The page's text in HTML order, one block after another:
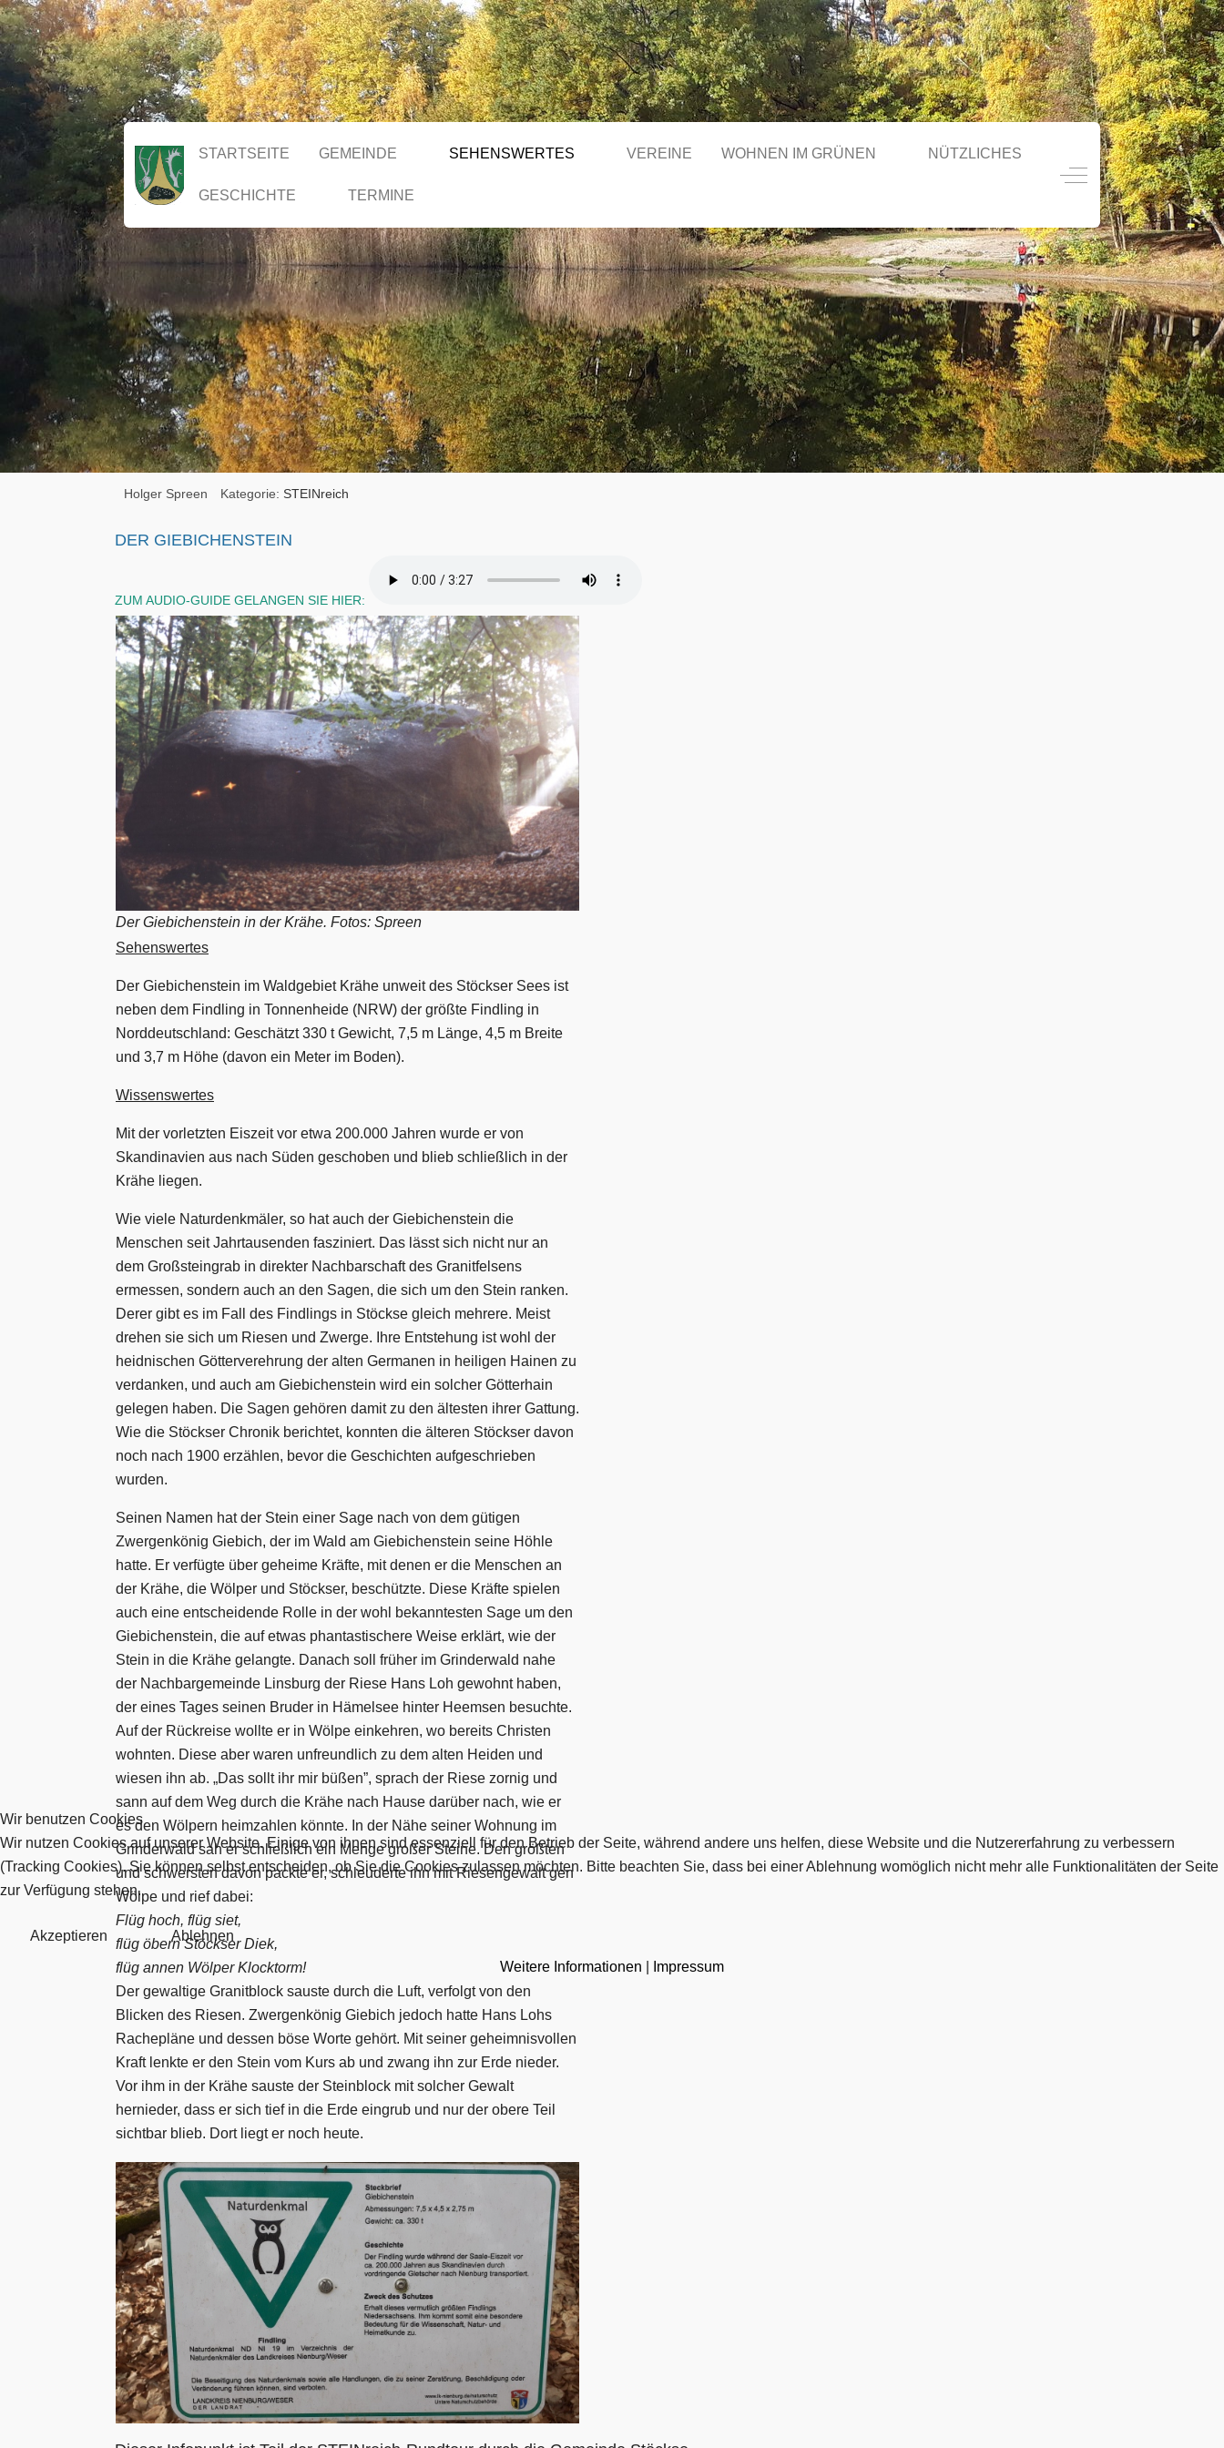
STARTSEITE GEMEINDE SEHENSWERTES VEREINE WOHNEN IM GRÜNEN NÜTZLICHES
GESCHICHTE TERMINE
Off-Canvas Toggle
Holger Spreen Kategorie: STEINreich
DER GIEBICHENSTEIN
ZUM AUDIO-GUIDE GELANGEN SIE HIER:
Der Giebichenstein in der Krähe. Fotos: Spreen
Sehenswertes
Der Giebichenstein im Waldgebiet Krähe unweit des Stöckser Sees ist
neben dem Findling in Tonnenheide (NRW) der größte Findling in
Norddeutschland: Geschätzt 330 t Gewicht, 7,5 m Länge, 4,5 m Breite
und 3,7 m Höhe (davon ein Meter im Boden).
Wissenswertes
Mit der vorletzten Eiszeit vor etwa 200.000 Jahren wurde er von
Skandinavien aus nach Süden geschoben und blieb schließlich in der
Krähe liegen.
Wie viele Naturdenkmäler, so hat auch der Giebichenstein die
Menschen seit Jahrtausenden fasziniert. Das lässt sich nicht nur an
dem Großsteingrab in direkter Nachbarschaft des Granitfelsens
ermessen, sondern auch an den Sagen, die sich um den Stein ranken.
Derer gibt es im Fall des Findlings in Stöckse gleich mehrere. Meist
drehen sie sich um Riesen und Zwerge. Ihre Entstehung ist wohl der
heidnischen Götterverehrung der alten Germanen in heiligen Hainen zu
verdanken, und auch am Giebichenstein wird ein solcher Götterhain
gelegen haben. Die Sagen gehören damit zu den ältesten ihrer Gattung.
Wie die Stöckser Chronik berichtet, konnten die älteren Stöckser davon
noch nach 1900 erzählen, bevor die Geschichten aufgeschrieben
wurden.
Seinen Namen hat der Stein einer Sage nach von dem gütigen
Zwergenkönig Giebich, der im Wald am Giebichenstein seine Höhle
hatte. Er verfügte über geheime Kräfte, mit denen er die Menschen an
der Krähe, die Wölper und Stöckser, beschützte. Diese Kräfte spielen
auch eine entscheidende Rolle in der wohl bekanntesten Sage um den
Giebichenstein, die auf etwas phantastischere Weise erklärt, wie der
Stein in die Krähe gelangte. Danach soll früher im Grinderwald nahe
der Nachbargemeinde Linsburg der Riese Hans Loh gewohnt haben,
der eines Tages seinen Bruder in Hämelsee hinter Heemsen besuchte.
Auf der Rückreise wollte er in Wölpe einkehren, wo bereits Christen
wohnten. Diese aber waren unfreundlich zu dem alten Heiden und
wiesen ihn ab. „Das sollt ihr mir büßen”, sprach der Riese zornig und
sann auf dem Weg durch die Krähe nach Hause darüber nach, wie er
es den Wölpern heimzahlen könnte. In der Nähe seiner Wohnung im
Grinderwald sah er schließlich ein Menge großer Steine. Den größten
und schwersten davon packte er, schleuderte ihn mit Riesengewalt gen
Wölpe und rief dabei:
Flüg hoch, flüg siet,
flüg öbern Stöckser Diek,
flüg annen Wölper Klocktorm!
Der gewaltige Granitblock sauste durch die Luft, verfolgt von den
Blicken des Riesen. Zwergenkönig Giebich jedoch hatte Hans Lohs
Rachepläne und dessen böse Worte gehört. Mit seiner geheimnisvollen
Kraft lenkte er den Stein vom Kurs ab und zwang ihn zur Erde nieder.
Vor ihm in der Krähe sauste der Steinblock mit solcher Gewalt
hernieder, dass er sich tief in die Erde eingrub und nur der obere Teil
sichtbar blieb. Dort liegt er noch heute.
Wir benutzen Cookies
Wir nutzen Cookies auf unserer Website. Einige von ihnen sind essenziell für den Betrieb der Seite, während andere uns helfen, diese Website und die Nutzererfahrung zu verbessern
(Tracking Cookies). Sie können selbst entscheiden, ob Sie die Cookies zulassen möchten. Bitte beachten Sie, dass bei einer Ablehnung womöglich nicht mehr alle Funktionalitäten der Seite
zur Verfügung stehen.
Akzeptieren
Ablehnen
Weitere Informationen
Impressum